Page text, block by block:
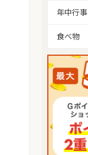
年中行事
食べ物